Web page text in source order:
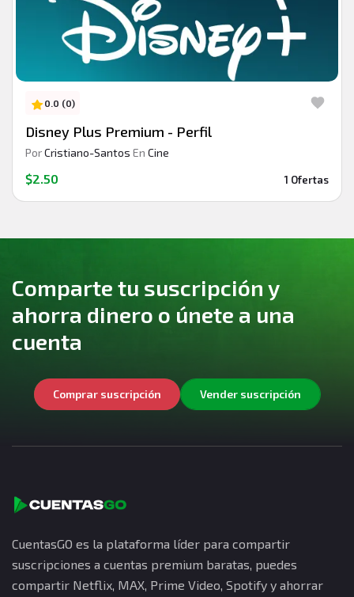
0.0 (0)
Disney Plus Premium - Perfil
PorCristiano-Santos En Cine
$2.50 1 Ofertas
Comparte tu suscripción y
ahorra dinero o únete a una
cuenta
Comprar suscripción Vender suscripción
CuentasGO es la plataforma líder para compartir
suscripciones a cuentas premium baratas, puedes
compartir Netflix, MAX, Prime Video, Spotify y ahorrar